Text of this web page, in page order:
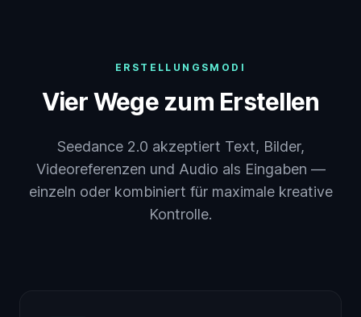
ERSTELLUNGSMODI
Vier Wege zum Erstellen
Seedance 2.0 akzeptiert Text, Bilder,
Videoreferenzen und Audio als Eingaben —
einzeln oder kombiniert für maximale kreative
Kontrolle.